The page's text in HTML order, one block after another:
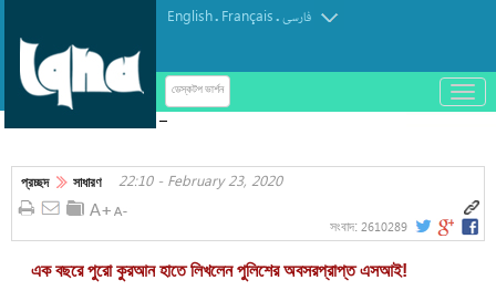
English. Français.فارسی
ডেস্কটপ ভার্শন
باز
و
کردن
ঘৃণা ও ইসলামবিদ্বেষের নতুন নজির সিন্সিনাটির ওয়েস্টউড
প্রচ্ছদ সাধারণ 22:10 - February 23, 2020
সংবাদ: 2610289
এক বছরে পুরো কুরআন হাতে লিখলেন পুলিশের অবসরপ্রাপ্ত এসআই!